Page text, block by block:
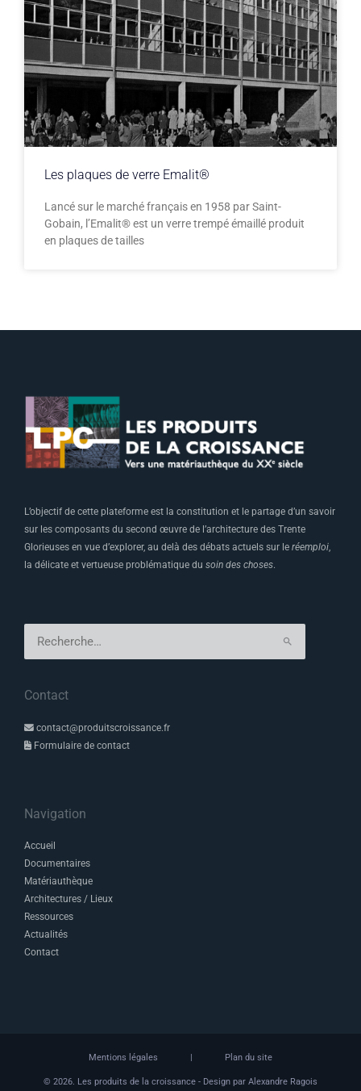
Les plaques de verre Emalit®
Lancé sur le marché français en 1958 par Saint-
Gobain, l’Emalit® est un verre trempé émaillé produit
en plaques de tailles
L’objectif de cette plateforme est la constitution et le partage d’un savoir
sur les composants du second œuvre de l’architecture des Trente
Glorieuses en vue d’explorer, au delà des débats actuels sur le réemploi,
la délicate et vertueuse problématique du soin des choses.
Rechercher :
Contact
contact@produitscroissance.fr
Formulaire de contact
Navigation
Accueil
Documentaires
Matériauthèque
Architectures / Lieux
Ressources
Actualités
Contact
Mentions légales | Plan du site
© 2026. Les produits de la croissance - Design par Alexandre Ragois